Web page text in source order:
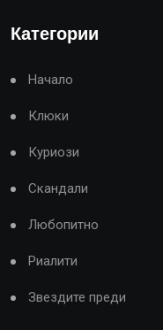
Категории
Начало
Клюки
Куриози
Скандали
Любопитно
Риалити
Звездите преди